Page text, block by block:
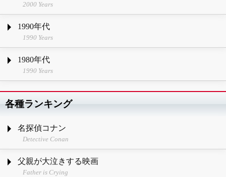
2000 Years
1990年代
1990 Years
1980年代
1990 Years
各種ランキング
名探偵コナン
Detective Conan
父親が大泣きする映画
Father is Crying